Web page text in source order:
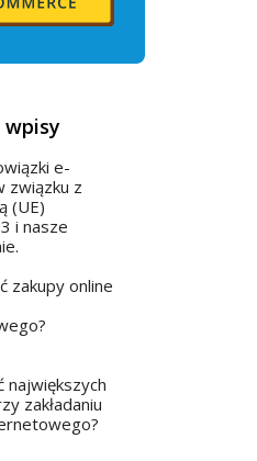
e-
związku z
(UE)
i nasze
zakupy online
największych
zakładaniu